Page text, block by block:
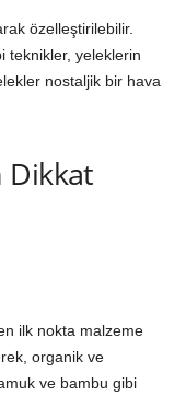
özelleştirilebilir.
teknikler, yeleklerin
nostaljik bir hava
Dikkat
ilk nokta malzeme
organik ve
ve bambu gibi